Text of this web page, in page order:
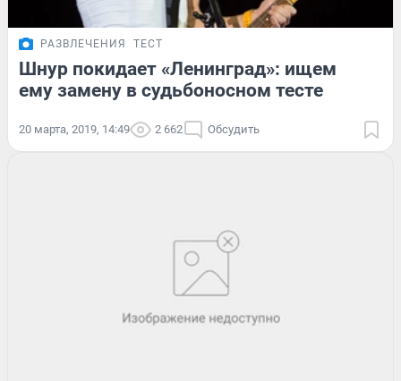
РАЗВЛЕЧЕНИЯ ТЕСТ
Шнур покидает «Ленинград»: ищем
ему замену в судьбоносном тесте
20 марта, 2019, 14:49 2 662 Обсудить